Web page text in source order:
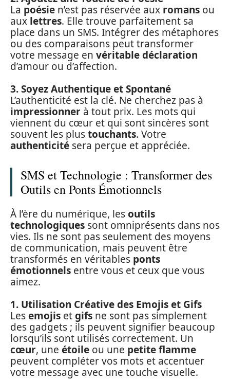
La poésie n’est pas réservée aux romans ou
aux lettres. Elle trouve parfaitement sa
place dans un SMS. Intégrer des métaphores
ou des comparaisons peut transformer
votre message en véritable déclaration
d’amour ou d’affection.
3. Soyez Authentique et Spontané
L’authenticité est la clé. Ne cherchez pas à
impressionner à tout prix. Les mots qui
viennent du cœur et qui sont sincères sont
souvent les plustouchants. Votre
authenticité sera perçue et appréciée.
SMS et Technologie : Transformer des
Outils en Ponts Émotionnels
À l’ère du numérique, lesoutils
technologiques sont omniprésents dans nos
vies. Ils ne sont pas seulement des moyens
de communication, mais peuvent être
transformés en véritables ponts
émotionnels entre vous et ceux que vous
aimez.
1. Utilisation Créative des Emojis et Gifs
Lesemojis etgifs ne sont pas simplement
des gadgets ; ils peuvent signifier beaucoup
lorsqu’ils sont utilisés correctement. Un
cœur, une étoile ou une petite flamme
peuvent compléter vos mots et accentuer
votre message avec une touche visuelle.